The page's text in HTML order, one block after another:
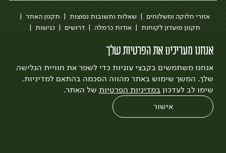
אנחנו מעריכים את הפרטיות שלך
אנחנו משתמשים בקבצי עוגיות כדי לשפר את חוויית הגלישה
שלך. המשך שימוש באתר מהווה הסכמה בהתאם למדיניות.
שימו לב לעדכון במדיניות הפרטיות של האתר.
אישור
אזורי חלוקה ומשלוחים שאלות ותשובות נפוצות
תקנון האתר
תקנון מועדון לקוחות
אודות כרמלה דרושים
נגישות
לצפייה בעדכון מדיניות פרטיות
עיצוב:3bears פיתוח:Quatro